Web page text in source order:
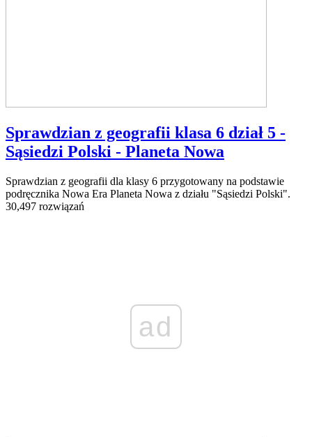
Sprawdzian z geografii klasa 6 dział 5 -
Sąsiedzi Polski - Planeta Nowa
Sprawdzian z geografii dla klasy 6 przygotowany na podstawie
podręcznika Nowa Era Planeta Nowa z działu "Sąsiedzi Polski".
30,497 rozwiązań
ad